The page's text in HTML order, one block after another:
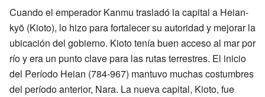
Cuando el emperador Kanmu trasladó la capital a Heian-
kyō (Kioto), lo hizo para fortalecer su autoridad y mejorar la
ubicación del gobierno. Kioto tenía buen acceso al mar por
río y era un punto clave para las rutas terrestres. El inicio
del Período Heian (784-967) mantuvo muchas costumbres
del período anterior, Nara. La nueva capital, Kioto, fue